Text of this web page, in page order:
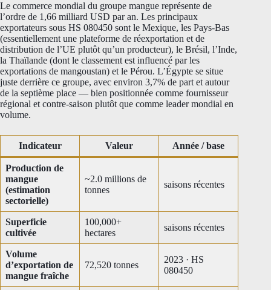
Le commerce mondial du groupe mangue représente de
l’ordre de 1,66 milliard USD par an. Les principaux
exportateurs sous HS 080450 sont le Mexique, les Pays-Bas
(essentiellement une plateforme de réexportation et de
distribution de l’UE plutôt qu’un producteur), le Brésil, l’Inde,
la Thaïlande (dont le classement est influencé par les
exportations de mangoustan) et le Pérou. L’Égypte se situe
juste derrière ce groupe, avec environ 3,7% de part et autour
de la septième place — bien positionnée comme fournisseur
régional et contre-saison plutôt que comme leader mondial en
volume.
Indicateur Valeur Année / base
Production de
mangue
(estimation
sectorielle)
~2.0 millions de
tonnes
saisons récentes
Superficie
cultivée
100,000+
hectares
saisons récentes
Volume
d’exportation de
mangue fraîche
72,520 tonnes
2023 · HS
080450